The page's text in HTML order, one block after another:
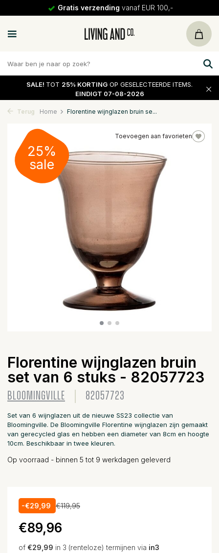
Gratis verzending vanaf EUR 100,-
SALE! TOT 25% KORTING OP GESELECTEERDE ITEMS.
EINDIGT 07-08-2026
Terug Home Florentine wijnglazen bruin se...
Toevoegen aan favorieten
25%
sale
Florentine wijnglazen bruin
set van 6 stuks - 82057723
BLOOMINGVILLE 82057723
Set van 6 wijnglazen uit de nieuwe SS23 collectie van
Bloomingville. De Bloomingville Florentine wijnglazen zijn gemaakt
van gerecycled glas en hebben een diameter van 8cm en hoogte
10cm. Beschikbaar in twee kleuren.
Op voorraad - binnen 5 tot 9 werkdagen geleverd
-€29,99 €119,95
€89,96
of €29,99 in 3 (renteloze) termijnen via in3